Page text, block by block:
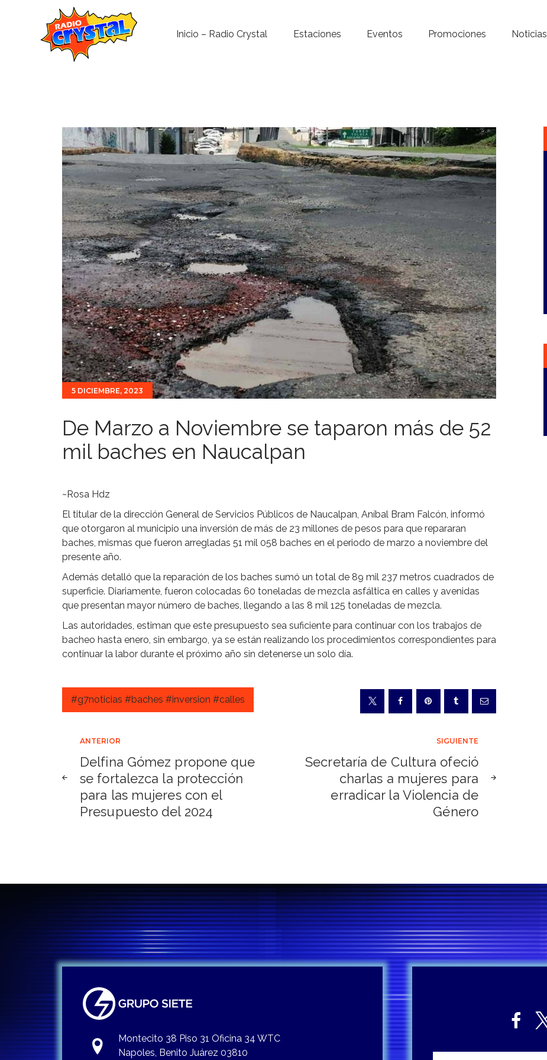
Inicio – Radio Crystal Estaciones Eventos Promociones Noticias
Noticias
Para ti
Contacto
5 DICIEMBRE, 2023
De Marzo a Noviembre se taparon más de 52
mil baches en Naucalpan
~Rosa Hdz
El titular de la dirección General de Servicios Públicos de Naucalpan, Aníbal Bram Falcón, informó
que otorgaron al municipio una inversión de más de 23 millones de pesos para que repararan
baches, mismas que fueron arregladas 51 mil 058 baches en el periodo de marzo a noviembre del
presente año.
Además detalló que la reparación de los baches sumó un total de 89 mil 237 metros cuadrados de
superficie. Diariamente, fueron colocadas 60 toneladas de mezcla asfáltica en calles y avenidas
que presentan mayor número de baches, llegando a las 8 mil 125 toneladas de mezcla.
Las autoridades, estiman que este presupuesto sea suficiente para continuar con los trabajos de
bacheo hasta enero, sin embargo, ya se están realizando los procedimientos correspondientes para
continuar la labor durante el próximo año sin detenerse un solo día.
#g7noticias #baches #inversion #calles
Navegación
de
entradas
ANTERIOR
Delfina Gómez propone que
se fortalezca la protección
para las mujeres con el
Presupuesto del 2024
SIGUIENTE
Secretaría de Cultura ofeció
charlas a mujeres para
erradicar la Violencia de
Género
Montecito 38 Piso 31 Oficina 34 WTC
Napoles, Benito Juárez 03810